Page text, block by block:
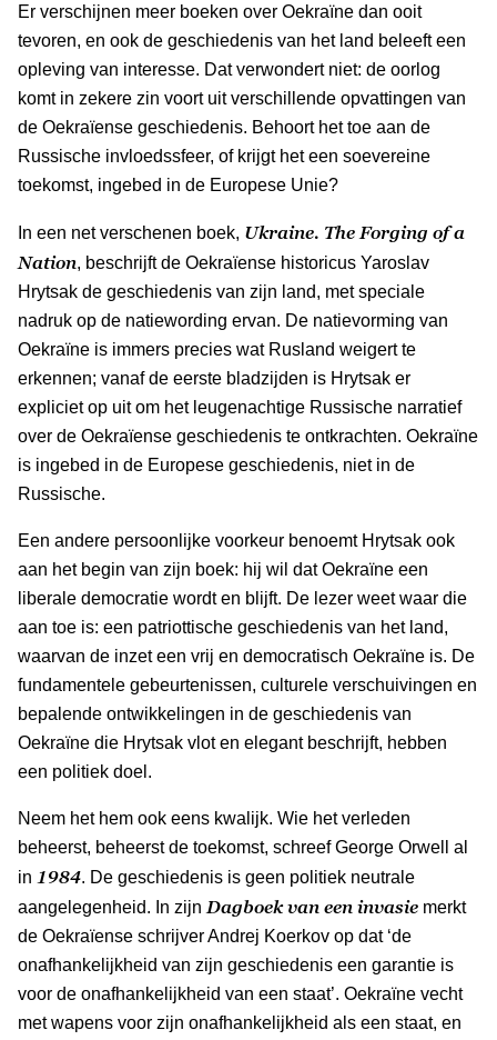
Er verschijnen meer boeken over Oekraïne dan ooit
tevoren, en ook de geschiedenis van het land beleeft een
opleving van interesse. Dat verwondert niet: de oorlog
komt in zekere zin voort uit verschillende opvattingen van
de Oekraïense geschiedenis. Behoort het toe aan de
Russische invloedssfeer, of krijgt het een soevereine
toekomst, ingebed in de Europese Unie?
In een net verschenen boek, Ukraine. The Forging of a
Nation, beschrijft de Oekraïense historicus Yaroslav
Hrytsak de geschiedenis van zijn land, met speciale
nadruk op de natiewording ervan. De natievorming van
Oekraïne is immers precies wat Rusland weigert te
erkennen; vanaf de eerste bladzijden is Hrytsak er
expliciet op uit om het leugenachtige Russische narratief
over de Oekraïense geschiedenis te ontkrachten. Oekraïne
is ingebed in de Europese geschiedenis, niet in de
Russische.
Een andere persoonlijke voorkeur benoemt Hrytsak ook
aan het begin van zijn boek: hij wil dat Oekraïne een
liberale democratie wordt en blijft. De lezer weet waar die
aan toe is: een patriottische geschiedenis van het land,
waarvan de inzet een vrij en democratisch Oekraïne is. De
fundamentele gebeurtenissen, culturele verschuivingen en
bepalende ontwikkelingen in de geschiedenis van
Oekraïne die Hrytsak vlot en elegant beschrijft, hebben
een politiek doel.
Neem het hem ook eens kwalijk. Wie het verleden
beheerst, beheerst de toekomst, schreef George Orwell al
in 1984. De geschiedenis is geen politiek neutrale
aangelegenheid. In zijn Dagboek van een invasie merkt
de Oekraïense schrijver Andrej Koerkov op dat ‘de
onafhankelijkheid van zijn geschiedenis een garantie is
voor de onafhankelijkheid van een staat’. Oekraïne vecht
met wapens voor zijn onafhankelijkheid als een staat, en